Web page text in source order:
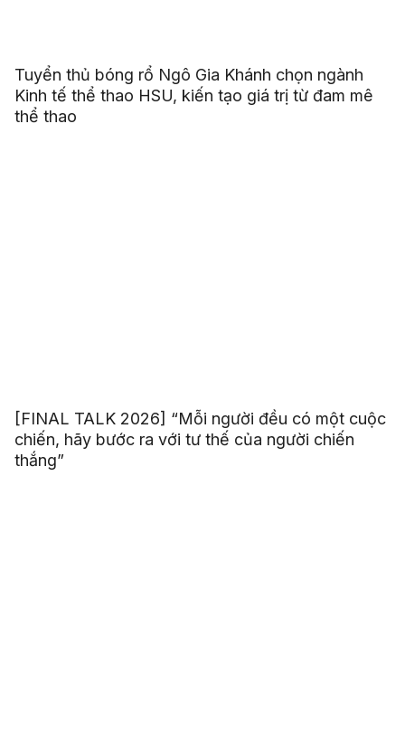
Tuyển thủ bóng rổ Ngô Gia Khánh chọn ngành
Kinh tế thể thao HSU, kiến tạo giá trị từ đam mê
thể thao
[FINAL TALK 2026] “Mỗi người đều có một cuộc
chiến, hãy bước ra với tư thế của người chiến
thắng”